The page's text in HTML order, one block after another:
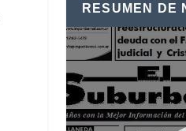
RESUMEN DE
Reproductor
de
vídeo